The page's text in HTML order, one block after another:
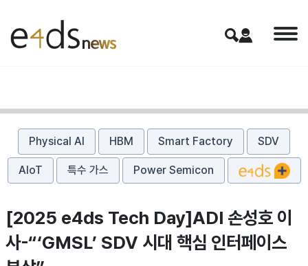
Physical AI HBM Smart Factory SDV
AIoT 특수 가스 Power Semicon
[2025 e4ds Tech Day]ADI 손성호 이
사-“‘GMSL’ SDV 시대 핵심 인터페이스